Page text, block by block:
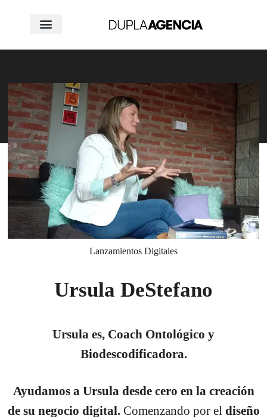
Lanzamientos Digitales
Ursula DeStefano
Ursula es, Coach Ontológico y
Biodescodificadora.
Ayudamos a Ursula desde cero en la creación
de su negocio digital.Comenzando por el diseño